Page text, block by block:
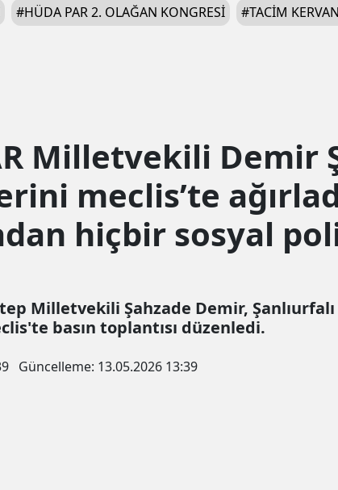
#HÜDA PAR 2. OLAĞAN KONGRESI #TACIM
Milletvekili Demir
meclis’te
hiçbir sosyal
Milletvekili Şahzade Demir,
basın toplantısı düzenledi.
Güncelleme: 13.05.2026 13:39